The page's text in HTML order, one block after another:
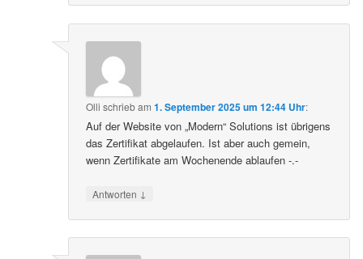
Olli schriebam1. September 2025 um 12:44 Uhr:
Auf der Website von „Modern“ Solutions ist übrigens
das Zertifikat abgelaufen. Ist aber auch gemein,
wenn Zertifikate am Wochenende ablaufen -.-
Antworten ↓